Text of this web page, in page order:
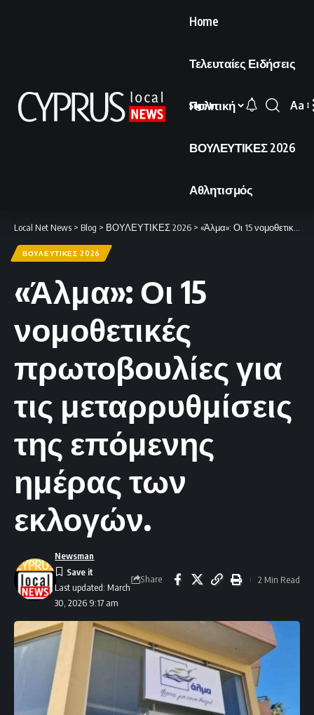
Home
Τελευταίες Ειδήσεις
Πολιτική
ΒΟΥΛΕΥΤΙΚΕΣ 2026
Αθλητισμός
Sign In
Font
Aa
Local Net News > Blog > ΒΟΥΛΕΥΤΙΚΕΣ 2026 > «Άλμα»: Οι 15 νομοθετικές πρωτοβουλίες για τις μεταρρυθμίσεις της επόμενης ημέρας των εκλογών.
ΒΟΥΛΕΥΤΙΚΕΣ 2026
«Άλμα»: Οι 15
νομοθετικές
πρωτοβουλίες για
τις μεταρρυθμίσεις
της επόμενης
ημέρας των
εκλογών.
Last updated: March
30, 2026 9:17 am
Newsman
Share 2 Min Read